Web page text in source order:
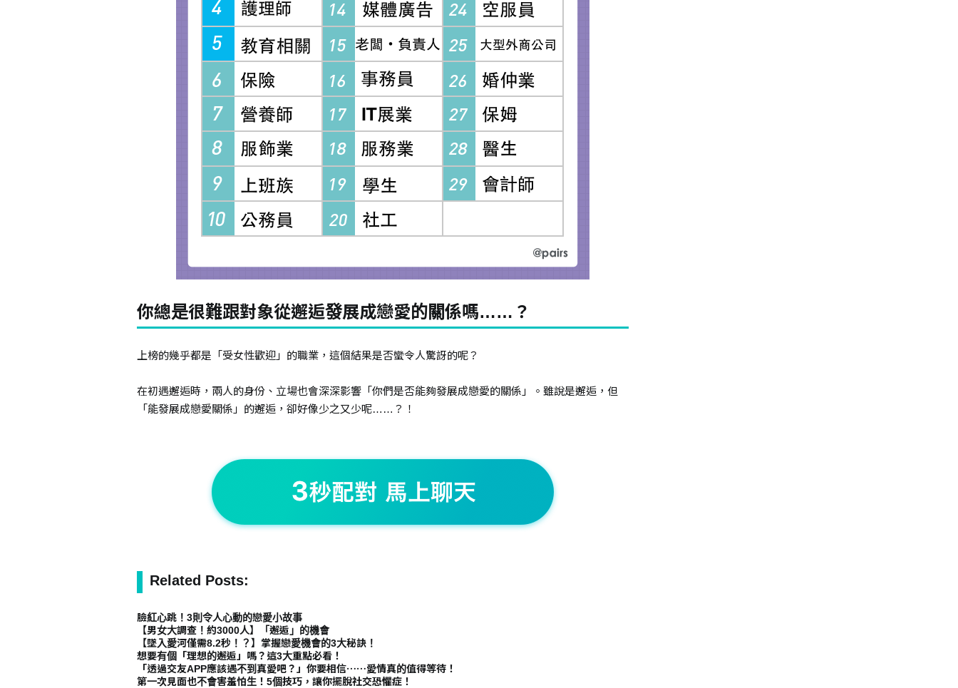
你總是很難跟對象從邂逅發展成戀愛的關係嗎……？
上榜的幾乎都是「受女性歡迎」的職業，這個結果是否蠻令人驚訝的呢？
在初遇邂逅時，兩人的身份、立場也會深深影響「你們是否能夠發展成戀愛的關係」。雖說是邂逅，但
「能發展成戀愛關係」的邂逅，卻好像少之又少呢……？！
Related Posts:
臉紅心跳！3則令人心動的戀愛小故事
【男女大調查！約3000人】「邂逅」的機會
【墜入愛河僅需8.2秒！？】掌握戀愛機會的3大秘訣！
想要有個「理想的邂逅」嗎？這3大重點必看！
「透過交友APP應該遇不到真愛吧？」你要相信⋯⋯愛情真的值得等待！
第一次見面也不會害羞怕生！5個技巧，讓你擺脫社交恐懼症！